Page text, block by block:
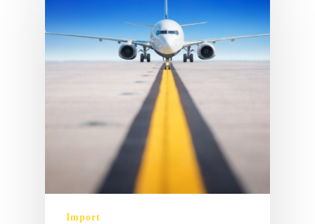
Import